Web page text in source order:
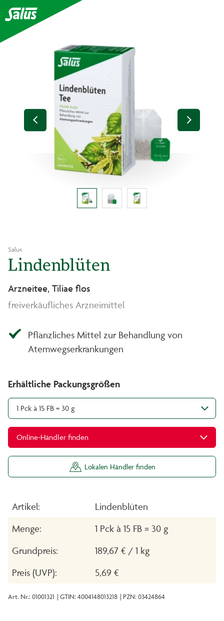
Salus
Lindenblüten
Arzneitee, Tiliae flos
freiverkäufliches Arzneimittel
Pflanzliches Mittel zur Behandlung von
Atemwegserkrankungen
Erhältliche Packungsgrößen
1 Pck à 15 FB = 30 g
Online-Händler finden
Lokalen Händler finden
Artikel:
Lindenblüten
Menge:
1 Pck à 15 FB = 30 g
Grundpreis:
189,67 € / 1 kg
Preis (UVP):
5,69 €
Art. Nr.: 01001321 | GTIN: 4004148013218 | PZN: 03424864